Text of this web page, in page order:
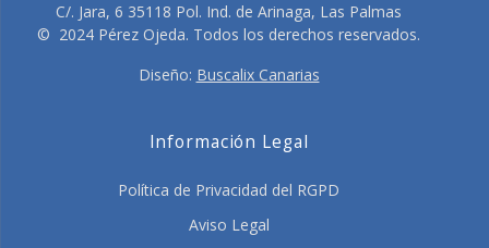
C/. Jara, 6 35118 Pol. Ind. de Arinaga, Las Palmas
© 2024 Pérez Ojeda. Todos los derechos reservados.
Diseño: Buscalix Canarias
Información Legal
Política de Privacidad del RGPD
Aviso Legal